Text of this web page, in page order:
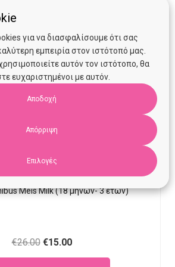
Meis Milk (18 μηνών- 3 ετών)
€26.00 Original
price
€15.00Current
price
για να διασφαλίσουμε ότι σας
εμπειρία στον ιστότοπό μας.
αυτόν τον ιστότοπο, θα
ευχαριστημένοι με αυτόν.
Αποδοχή
Απόρριψη
Επιλογές